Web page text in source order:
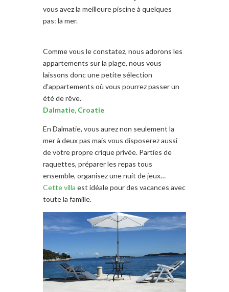
vous avez la meilleure piscine à quelques
pas: la mer.
Comme vous le constatez, nous adorons les
appartements sur la plage, nous vous
laissons doncune petite sélection
d’appartements où vous pourrez passer un
été de rêve.
Dalmatie, Croatie
En Dalmatie, vous aurez non seulement la
mer à deux pas mais vous disposerez aussi
de votre propre crique privée. Parties de
raquettes, préparer les repas tous
ensemble, organisez une nuit de jeux…
Cette villa est idéale pour des vacances avec
toute la famille.